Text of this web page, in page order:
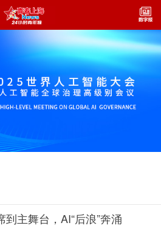
到主舞台，AI“后浪”奔涌